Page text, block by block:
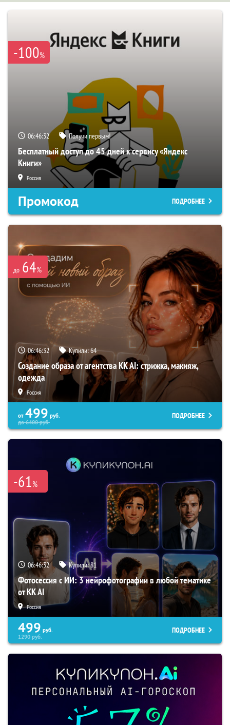
-100%
06:46:31 Получи первым!
Бесплатный доступ до 45 дней к сервису «Яндекс
Книги»
Россия
Промокод ПОДРОБНЕЕ
до 64%
06:46:31 Купили:64
Создание образа от агентства KK AI: стрижка, макияж,
одежда
Россия
от 499 руб.
до6400руб.
ПОДРОБНЕЕ
-61%
06:46:31 Купили:81
Фотосессия с ИИ: 3 нейрофотографии в любой тематике
от KK AI
Россия
499 руб.
1290руб.
ПОДРОБНЕЕ